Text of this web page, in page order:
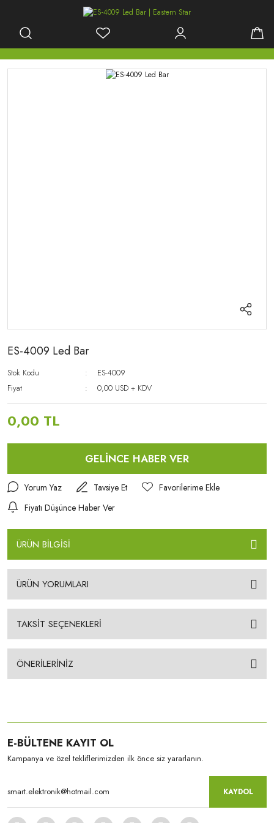
ES-4009 Led Bar
Stok Kodu
ES-4009
Fiyat
0,00 USD + KDV
0,00 TL
GELİNCE HABER VER
Yorum Yaz
Tavsiye Et
Fiyatı Düşünce Haber Ver
ÜRÜN BİLGİSİ
ÜRÜN YORUMLARI
TAKSİT SEÇENEKLERİ
ÖNERİLERİNİZ
E-BÜLTENE KAYIT OL
Kampanya ve özel tekliflerimizden ilk önce siz yararlanın.
KAYDOL